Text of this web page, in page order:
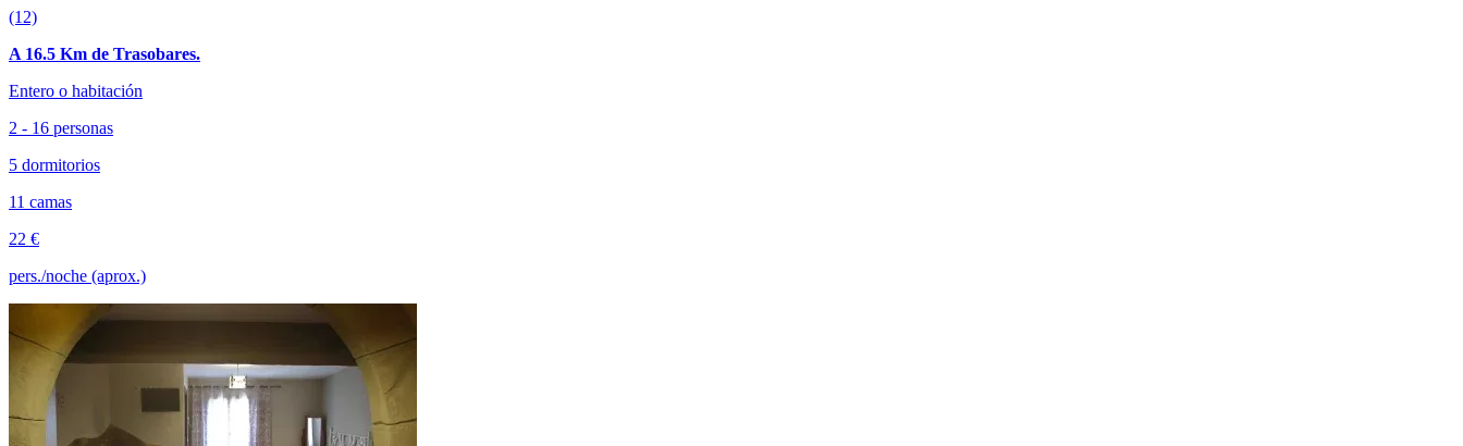
(12)
A 16.5 Km de Trasobares.
Entero o habitación
2 - 16 personas
5 dormitorios
11 camas
22 €
pers./noche (aprox.)